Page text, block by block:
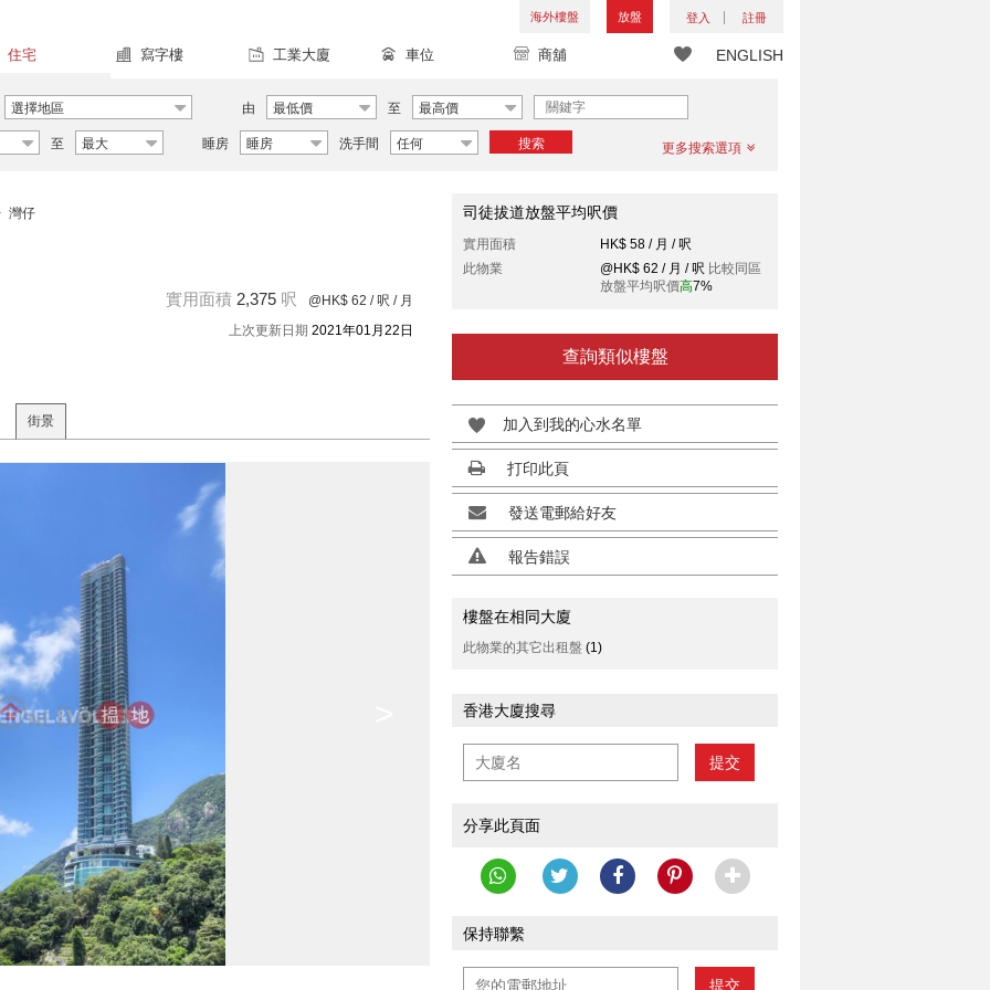
海外樓盤 放盤 登入 註冊
ENGLISH
住宅 寫字樓 工業大廈 車位 商舖
選擇地區 由 最低價 至 最高價
至 最大 睡房 睡房 洗手間 任何 搜索 更多搜索選項
灣仔
實用面積 2,375 呎 @HK$ 62 / 呎 / 月
上次更新日期 2021年01月22日
街景
司徒拔道放盤平均呎價
實用面積
HK$ 58 / 月 / 呎
此物業
@HK$ 62 / 月 / 呎 比較同區
放盤平均呎價高7%
查詢類似樓盤
加入到我的心水名單
打印此頁
發送電郵給好友
報告錯誤
樓盤在相同大廈
此物業的其它出租盤 (1)
香港大廈搜尋
提交
分享此頁面
保持聯繫
提交